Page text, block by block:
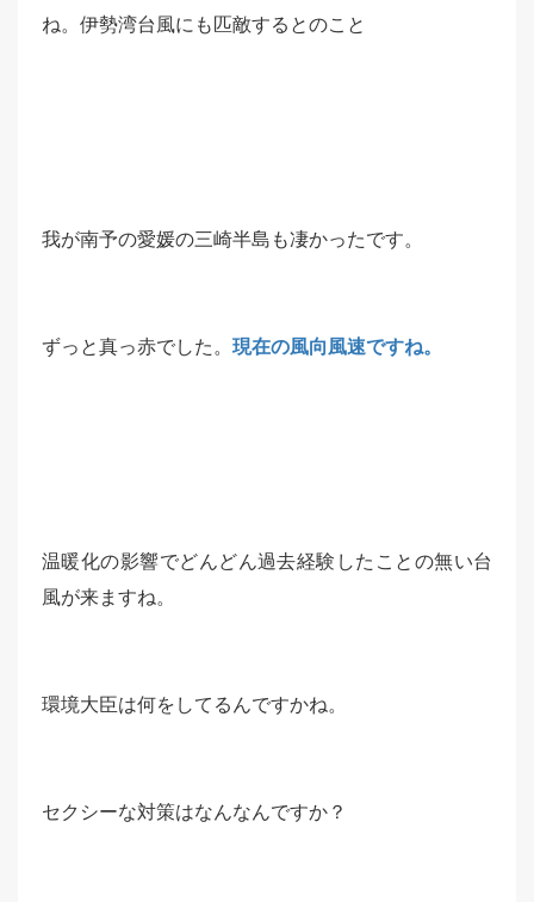
ね。伊勢湾台風にも匹敵するとのこと
我が南予の愛媛の三崎半島も凄かったです。
ずっと真っ赤でした。 現在の風向風速ですね。
温暖化の影響でどんどん過去経験したことの無い台
風が来ますね。
環境大臣は何をしてるんですかね。
セクシーな対策はなんなんですか？